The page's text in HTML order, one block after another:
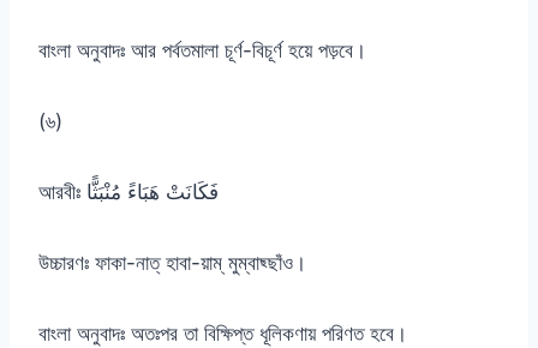
বাংলা অনুবাদঃ আর পর্বতমালা চূর্ণ-বিচূর্ণ হয়ে পড়বে।
(৬)
আরবীঃ فَكَانَتْ هَبَاءً مُنْبَثًّا
উচ্চারণঃ ফাকা-নাত্ হাবা-য়াম্ মুম্বাছ্ছাঁও।
বাংলা অনুবাদঃ অতঃপর তা বিক্ষিপ্ত ধূলিকণায় পরিণত হবে।